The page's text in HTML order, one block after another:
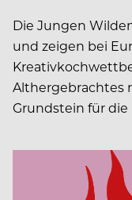
Die Jungen
und zeigen bei
Althergebrachtes
Grundstein für